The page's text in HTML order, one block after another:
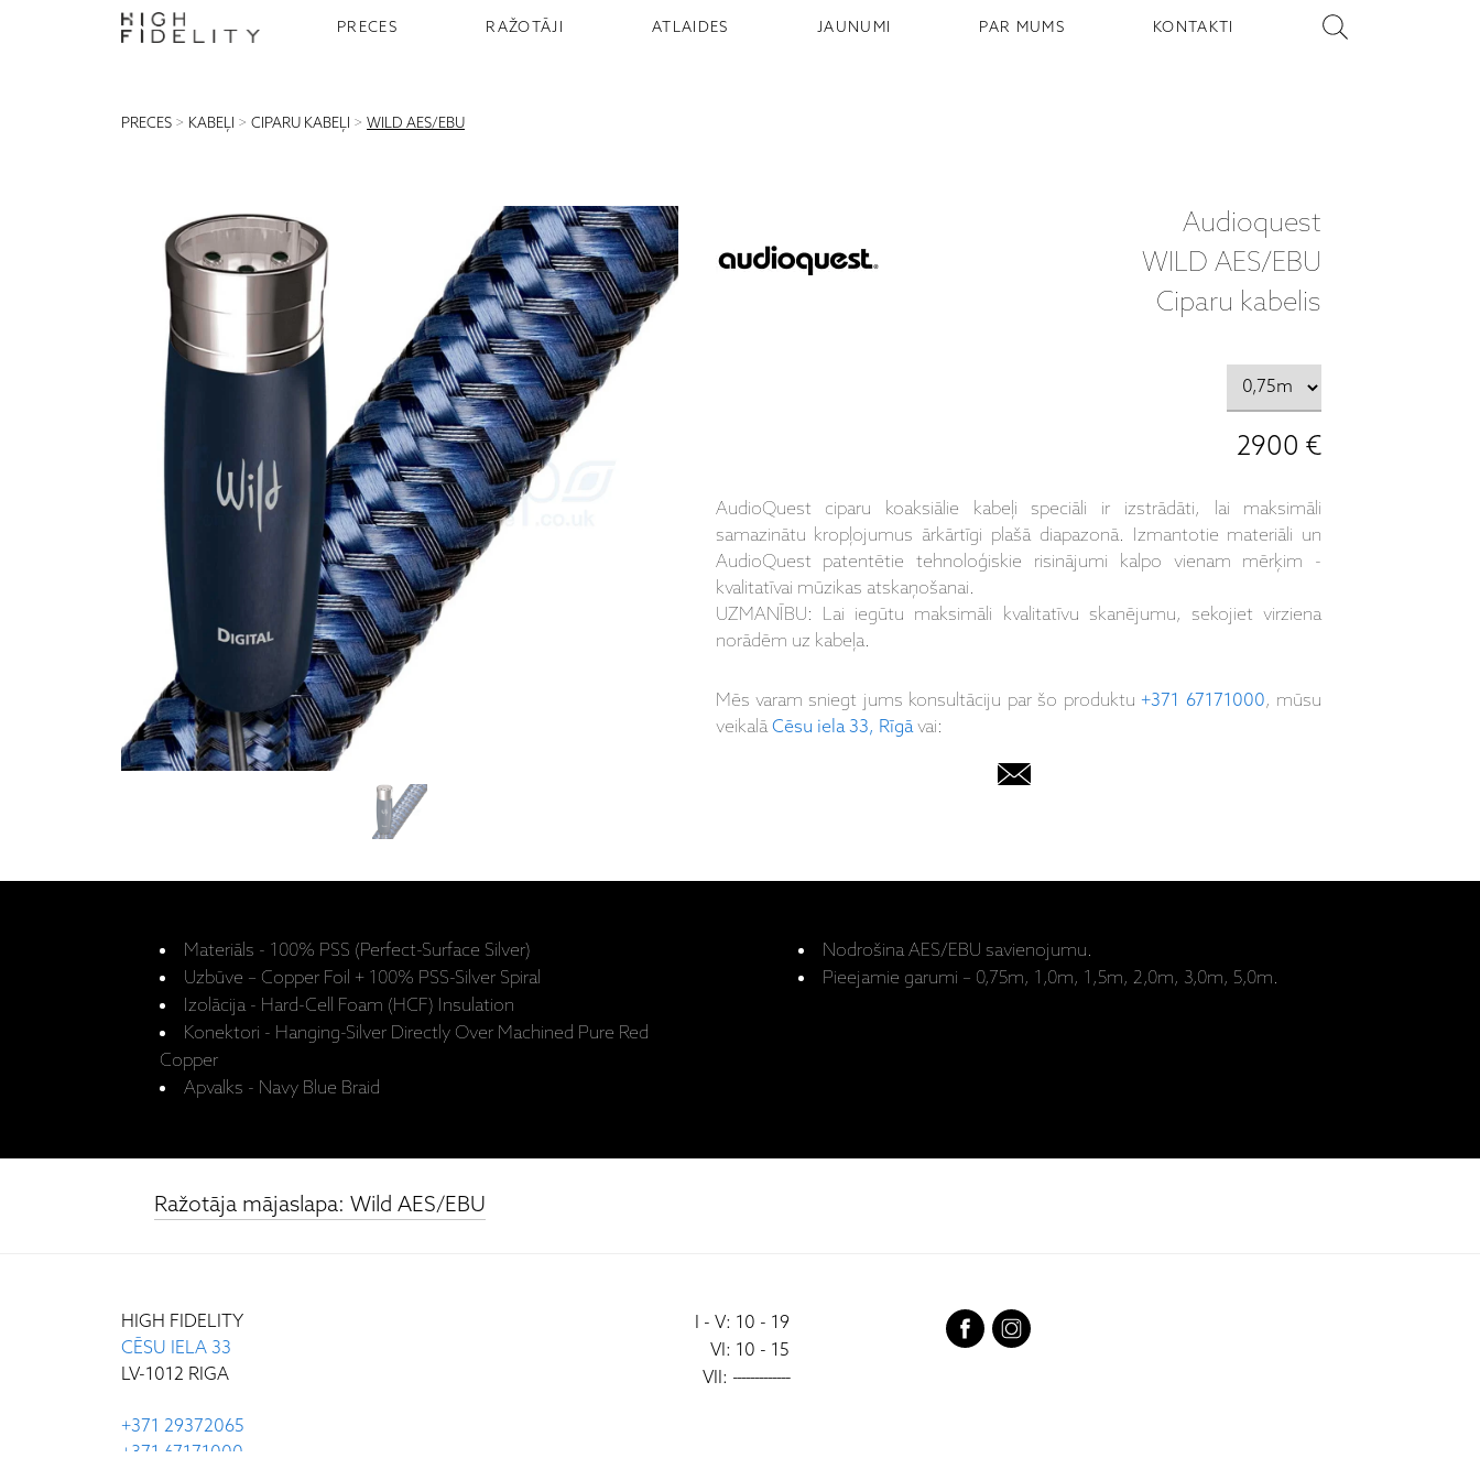
PRECES RAŽOTĀJI ATLAIDES JAUNUMI PAR MUMS KONTAKTI
PRECES > KABEĻI > CIPARU KABEĻI > WILD AES/EBU
Audioquest
WILD AES/EBU
Ciparu kabelis
2900 €
AudioQuest ciparu koaksiālie kabeļi speciāli ir izstrādāti, lai maksimāli
samazinātu kropļojumus ārkārtīgi plašā diapazonā. Izmantotie materiāli un
AudioQuest patentētie tehnoloģiskie risinājumi kalpo vienam mērķim -
kvalitatīvai mūzikas atskaņošanai.
UZMANĪBU: Lai iegūtu maksimāli kvalitatīvu skanējumu, sekojiet virziena
norādēm uz kabeļa.
Mēs varam sniegt jums konsultāciju par šo produktu+371 67171000, mūsu
veikalāCēsu iela 33, Rīgāvai:
Materiāls - 100% PSS (Perfect-Surface Silver)
Uzbūve – Copper Foil + 100% PSS-Silver Spiral
Izolācija - Hard-Cell Foam (HCF) Insulation
Konektori - Hanging-Silver Directly Over Machined Pure Red
Copper
Apvalks - Navy Blue Braid
Nodrošina AES/EBU savienojumu.
Pieejamie garumi – 0,75m, 1,0m, 1,5m, 2,0m, 3,0m, 5,0m.
Ražotāja mājaslapa: Wild AES/EBU
HIGH FIDELITY
CĒSU IELA 33
LV-1012 RIGA
I - V: 10 - 19
VI: 10 - 15
VII: -------------
+371 29372065
+371 67171000